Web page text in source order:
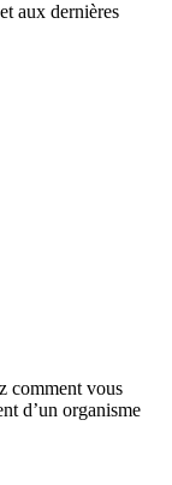
aux dernières
comment vous
d’un organisme